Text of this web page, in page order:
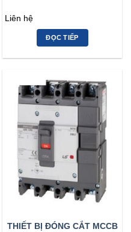
Liên hệ
ĐỌC TIẾP
THIẾT BỊ ĐÓNG CẮT MCCB